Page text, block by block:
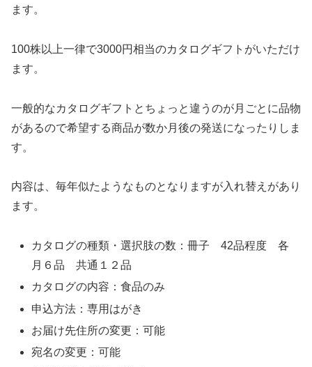
ます。
100株以上一律で3000円相当のカタログギフトがいただけ
ます。
一般的なカタログギフトとちょっと違うのが月ごとに品物
があるので希望する商品が数か月後の発送になったりしま
す。
内容は、毎年似たようなものとなりますが入れ替えがあり
ます。
カタログの種類・選択肢の数：冊子 42品程度 各
月６品 共通１２品
カタログの内容：食品のみ
申込方法：専用はがき
お届け先住所の変更：可能
宛名の変更：可能